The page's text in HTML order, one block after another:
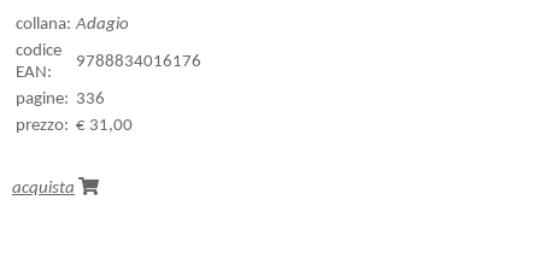
collana: Adagio
codice
EAN:
9788834016176
pagine: 336
prezzo: € 31,00
acquista